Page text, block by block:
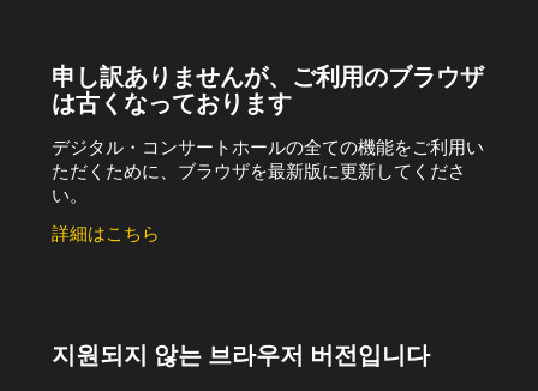
申し訳ありませんが、ご利用のブラウザ
は古くなっております
デジタル・コンサートホールの全ての機能をご利用い
ただくために、ブラウザを最新版に更新してくださ
い。
詳細はこちら
지원되지 않는 브라우저 버전입니다